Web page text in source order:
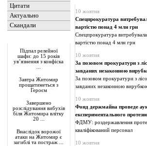
Цитати
Актуально
Скандали
Підпал релейної
шафи: до 15 років
ув’язнення з конфіска
Завтра Житомир
прощатиметься з
Героєм
Завершено
розслідування вибухів
біля Житомира влітку
20 ...
Внаслідок ворожої
атаки на Житомир є
загиблі та постраж ...
10 жовтня
Спецпрокуратура
вартістю понад 4 млн грн
Спецпрокуратура
вартістю понад 4 млн грн
10 жовтня
За позовом прокуратури з
завданих незаконною
За позовом прокуратури з
завданих незаконною
10 жовтня
Фонд держмайна проведе
експериментального
ФДМУ: роздержавлення
кваліфікований персонал
10 жовтня